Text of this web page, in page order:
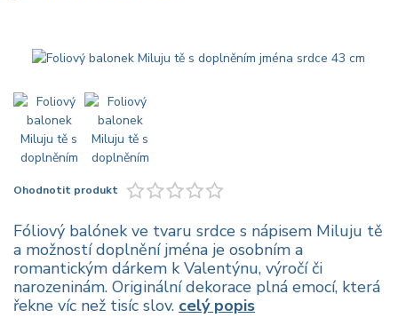
Ohodnotit produkt
Fóliový balónek ve tvaru srdce s nápisem Miluju tě
a možností doplnění jména je osobním a
romantickým dárkem k Valentýnu, výročí či
narozeninám. Originální dekorace plná emocí, která
řekne víc než tisíc slov. celý popis